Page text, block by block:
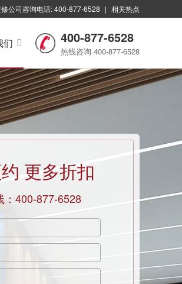
修公司咨询电话: 400-877-6528 | 相关热点
们 400-877-6528
热线咨询 400-877-6528
更多折扣
：400-877-6528